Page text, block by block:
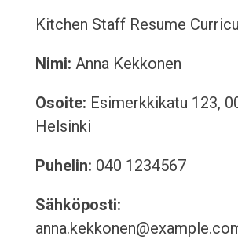
Kitchen Staff Resume
Nimi: Anna Kekkonen
Osoite: Esimerkkikatu 123,
Helsinki
Puhelin: 040 1234567
Sähköposti: